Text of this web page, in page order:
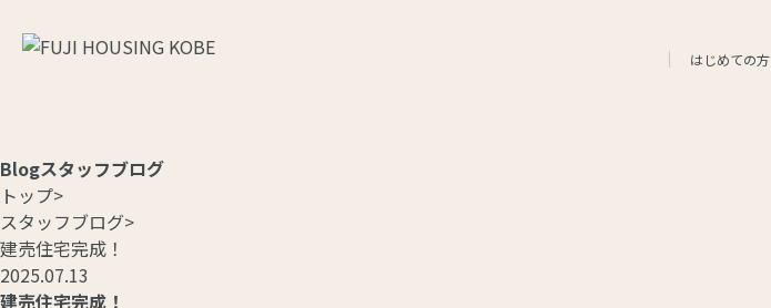
はじめての方
Blogスタッフブログ
トップ>
スタッフブログ>
建売住宅完成！
2025.07.13
建売住宅完成！